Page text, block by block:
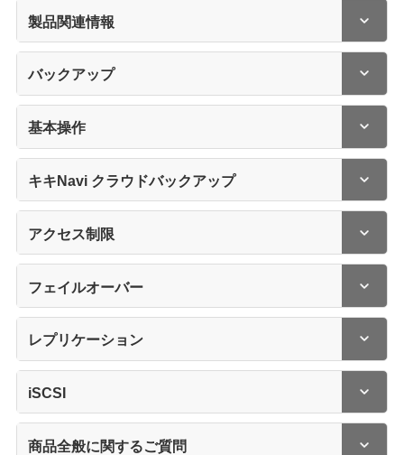
製品関連情報
バックアップ
基本操作
キキNavi クラウドバックアップ
アクセス制限
フェイルオーバー
レプリケーション
iSCSI
商品全般に関するご質問